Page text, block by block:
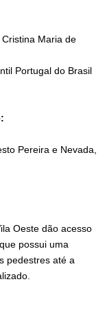
Maria de
Portugal do Brasil
Pereira e Nevada,
Oeste dão acesso
possui uma
pedestres até a